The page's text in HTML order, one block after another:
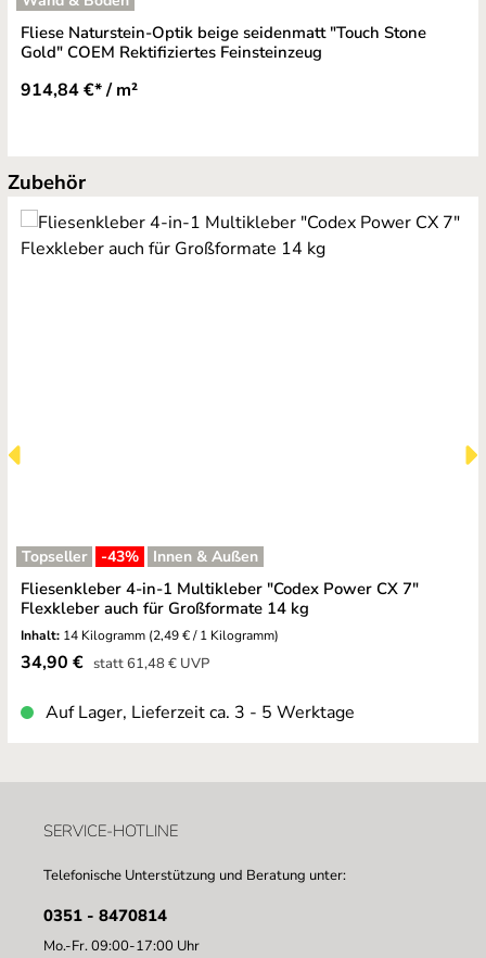
Fliese Naturstein-Optik beige seidenmatt "Touch Stone
Gold" COEM Rektifiziertes Feinsteinzeug
914,84 €* / m²
Produktgalerie überspringen
Zubehör
Topseller -43% Innen & Außen
Fliesenkleber 4-in-1 Multikleber "Codex Power CX 7"
Flexkleber auch für Großformate 14 kg
Inhalt: 14 Kilogramm (2,49 € / 1 Kilogramm)
Verkaufspreis:
34,90 € stattRegulärer Preis:
61,48 €UVP
Auf Lager, Lieferzeit ca. 3 - 5 Werktage
SERVICE-HOTLINE
Telefonische Unterstützung und Beratung unter:
0351 - 8470814
Mo.-Fr. 09:00-17:00 Uhr